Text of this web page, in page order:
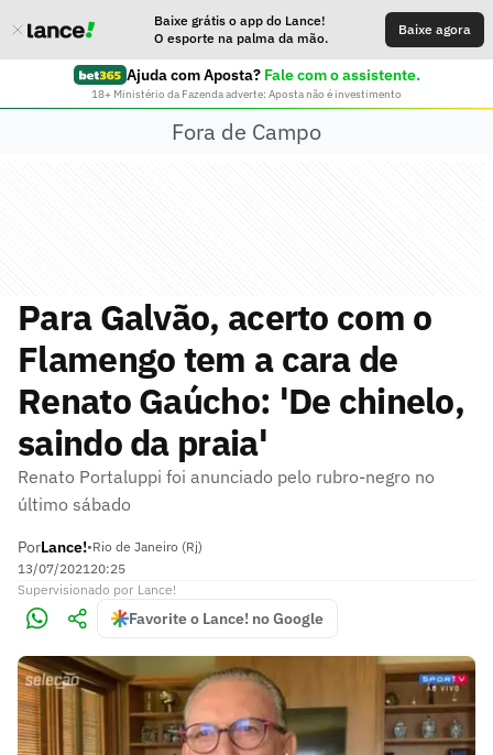
Baixe grátis o app do Lance!
O esporte na palma da mão.
Baixe agora
Ajuda com Aposta? Fale com o assistente.
18+ Ministério da Fazenda adverte: Aposta não é investimento
Fora de Campo
Para Galvão, acerto com o
Flamengo tem a cara de
Renato Gaúcho: 'De chinelo,
saindo da praia'
Renato Portaluppi foi anunciado pelo rubro-negro no
último sábado
PorLance!•Rio de Janeiro (Rj)
13/07/202120:25
Supervisionado por Lance!
Favorite o Lance! no Google